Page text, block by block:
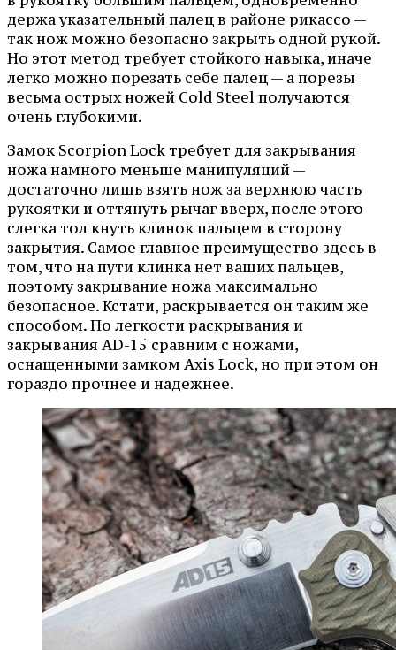
держа указательный палец в районе рикассо —
так нож можно безопасно закрыть одной рукой.
Но этот метод требует стойкого навыка, иначе
легко можно порезать себе палец — а порезы
весьма острых ножей Cold Steel получаются
очень глубокими.
Замок Scorpion Lock требует для закрывания
ножа намного меньше манипуляций —
достаточно лишь взять нож за верхнюю часть
рукоятки и оттянуть рычаг вверх, после этого
слегка тол кнуть клинок пальцем в сторону
закрытия. Самое главное преимущество здесь в
том, что на пути клинка нет ваших пальцев,
поэтому закрывание ножа максимально
безопасное. Кстати, раскрывается он таким же
способом. По легкости раскрывания и
закрывания AD-15 сравним с ножами,
оснащенными замком Axis Lock, но при этом он
гораздо прочнее и надежнее.